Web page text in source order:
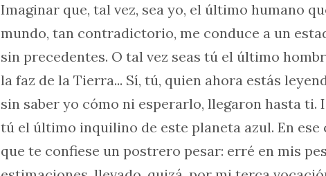
Imaginar que, tal vez, sea yo, el último humano
mundo, tan contradictorio, me conduce a un
sin precedentes. O tal vez seas tú el último
la faz de la Tierra... Sí, tú, quien ahora estás
sin saber yo cómo ni esperarlo, llegaron hasta ti.
tú el último inquilino de este planeta azul. En ese
que te confiese un postrero pesar: erré en mis